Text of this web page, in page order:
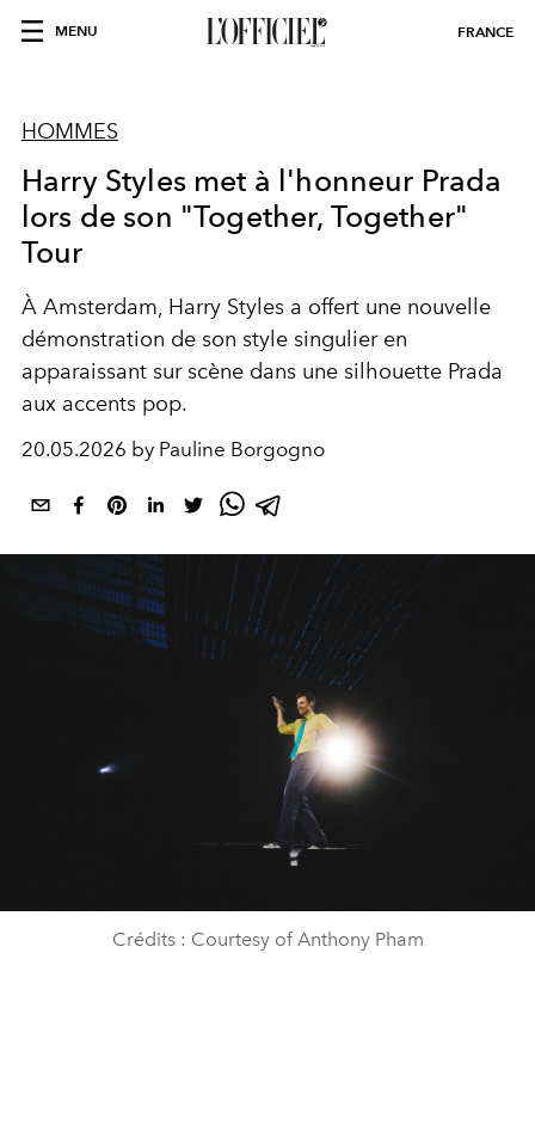
MENU FRANCE
HOMMES
Harry Styles met à l'honneur Prada
lors de son "Together, Together"
Tour
À Amsterdam, Harry Styles a offert une nouvelle
démonstration de son style singulier en
apparaissant sur scène dans une silhouette Prada
aux accents pop.
20.05.2026 by Pauline Borgogno
Crédits : Courtesy of Anthony Pham